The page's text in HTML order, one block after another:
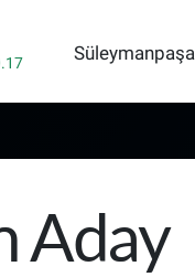
Süleymanpaşa
Aday